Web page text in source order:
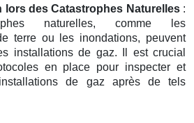
lors des Catastrophes Naturelles:
naturelles, comme les
terre ou les inondations, peuvent
installations de gaz. Il est crucial
en place pour inspecter et
de gaz après de tels